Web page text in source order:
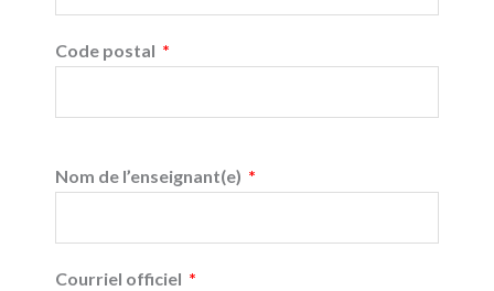
Code postal
Nom de l’enseignant(e)
Courriel officiel